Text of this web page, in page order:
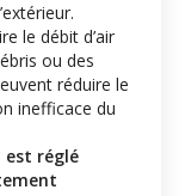
le débit d’air
ou des
réduire le
inefficace du
est réglé